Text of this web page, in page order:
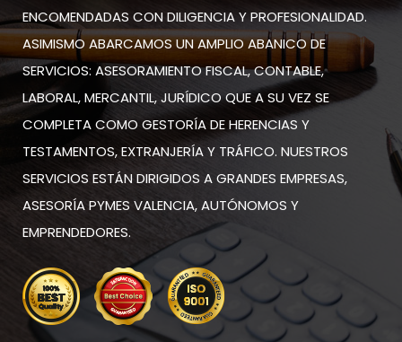
ENCOMENDADAS CON DILIGENCIA Y PROFESIONALIDAD.
ASIMISMO ABARCAMOS UN AMPLIO ABANICO DE
SERVICIOS: ASESORAMIENTO FISCAL, CONTABLE,
LABORAL, MERCANTIL, JURÍDICO QUE A SU VEZ SE
COMPLETA COMO GESTORÍA DE HERENCIAS Y
TESTAMENTOS, EXTRANJERÍA Y TRÁFICO. NUESTROS
SERVICIOS ESTÁN DIRIGIDOS A GRANDES EMPRESAS,
ASESORÍA PYMES VALENCIA, AUTÓNOMOS Y
EMPRENDEDORES.